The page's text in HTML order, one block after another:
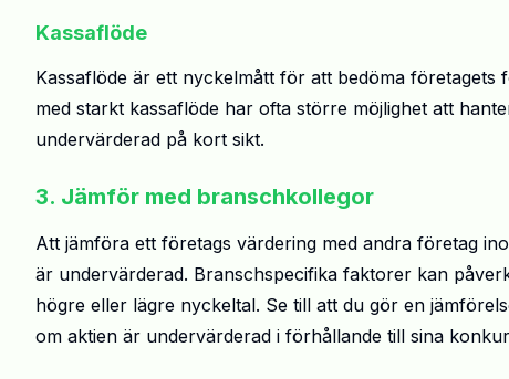
Kassaflöde
Kassaflöde är ett nyckelmått för att bedöma
med starkt kassaflöde har ofta större möjlighet att
undervärderad på kort sikt.
3. Jämför med branschkollegor
Att jämföra ett företags värdering med andra företag
är undervärderad. Branschspecifika faktorer kan
högre eller lägre nyckeltal. Se till att du gör en
om aktien är undervärderad i förhållande till sina